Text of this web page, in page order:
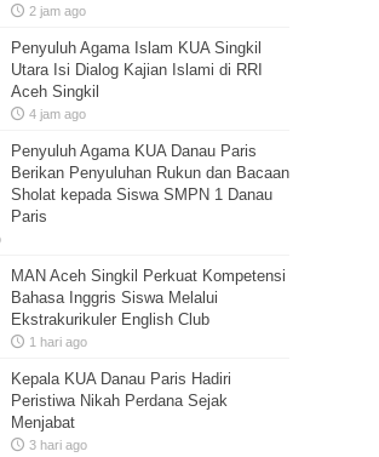
2 jam ago
Penyuluh Agama Islam KUA Singkil
Utara Isi Dialog Kajian Islami di RRI
Aceh Singkil
4 jam ago
Penyuluh Agama KUA Danau Paris
Berikan Penyuluhan Rukun dan Bacaan
Sholat kepada Siswa SMPN 1 Danau
Paris
MAN Aceh Singkil Perkuat Kompetensi
Bahasa Inggris Siswa Melalui
Ekstrakurikuler English Club
1 hari ago
Kepala KUA Danau Paris Hadiri
Peristiwa Nikah Perdana Sejak
Menjabat
3 hari ago